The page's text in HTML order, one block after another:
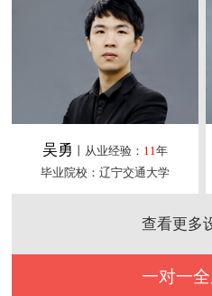
吴勇 丨从业经验： 11年
毕业院校：辽宁交通大学
查看更多
一对一